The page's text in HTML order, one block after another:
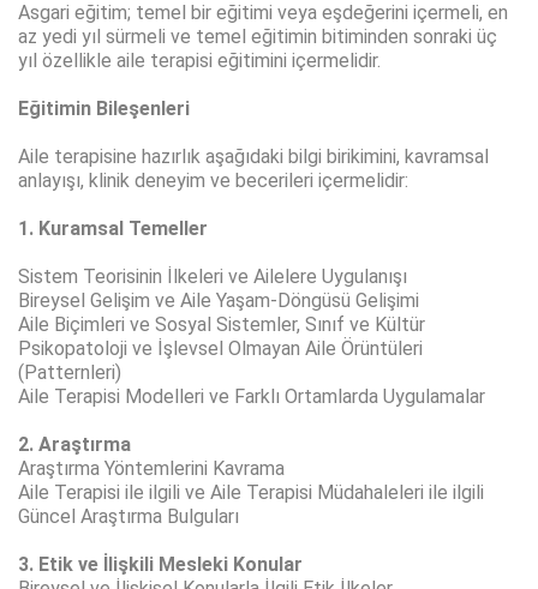
Asgari eğitim; temel bir eğitimi veya eşdeğerini içermeli, en
az yedi yıl sürmeli ve temel eğitimin bitiminden sonraki üç
yıl özellikle aile terapisi eğitimini içermelidir.
Eğitimin Bileşenleri
Aile terapisine hazırlık aşağıdaki bilgi birikimini, kavramsal
anlayışı, klinik deneyim ve becerileri içermelidir:
1. Kuramsal Temeller
Sistem Teorisinin İlkeleri ve Ailelere Uygulanışı
Bireysel Gelişim ve Aile Yaşam-Döngüsü Gelişimi
Aile Biçimleri ve Sosyal Sistemler, Sınıf ve Kültür
Psikopatoloji ve İşlevsel Olmayan Aile Örüntüleri
(Patternleri)
Aile Terapisi Modelleri ve Farklı Ortamlarda Uygulamalar
2. Araştırma
Araştırma Yöntemlerini Kavrama
Aile Terapisi ile ilgili ve Aile Terapisi Müdahaleleri ile ilgili
Güncel Araştırma Bulguları
3. Etik ve İlişkili Mesleki Konular